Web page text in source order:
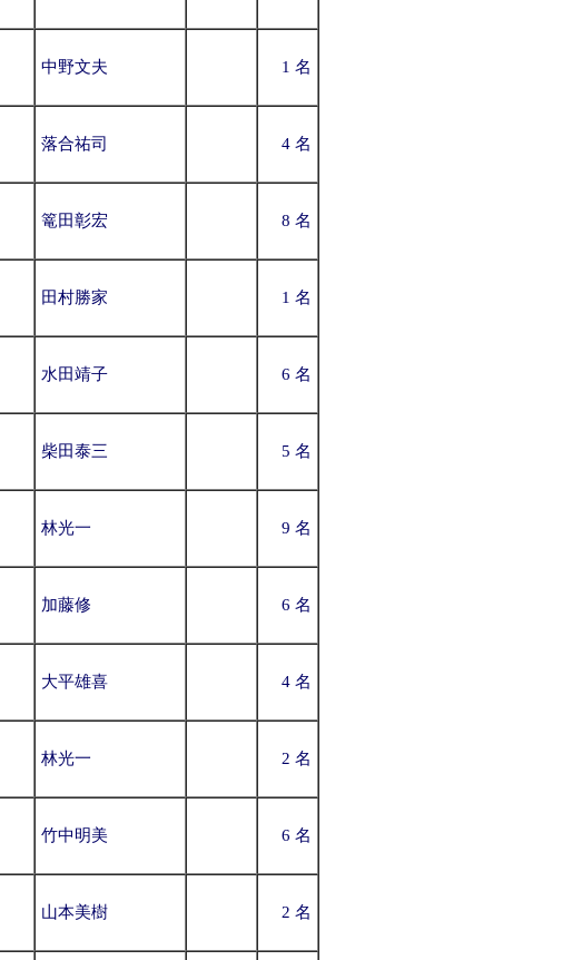
中野文夫 1 名
落合祐司 4 名
篭田彰宏 8 名
田村勝家 1 名
水田靖子 6 名
柴田泰三 5 名
林光一 9 名
加藤修 6 名
大平雄喜 4 名
林光一 2 名
竹中明美 6 名
山本美樹 2 名